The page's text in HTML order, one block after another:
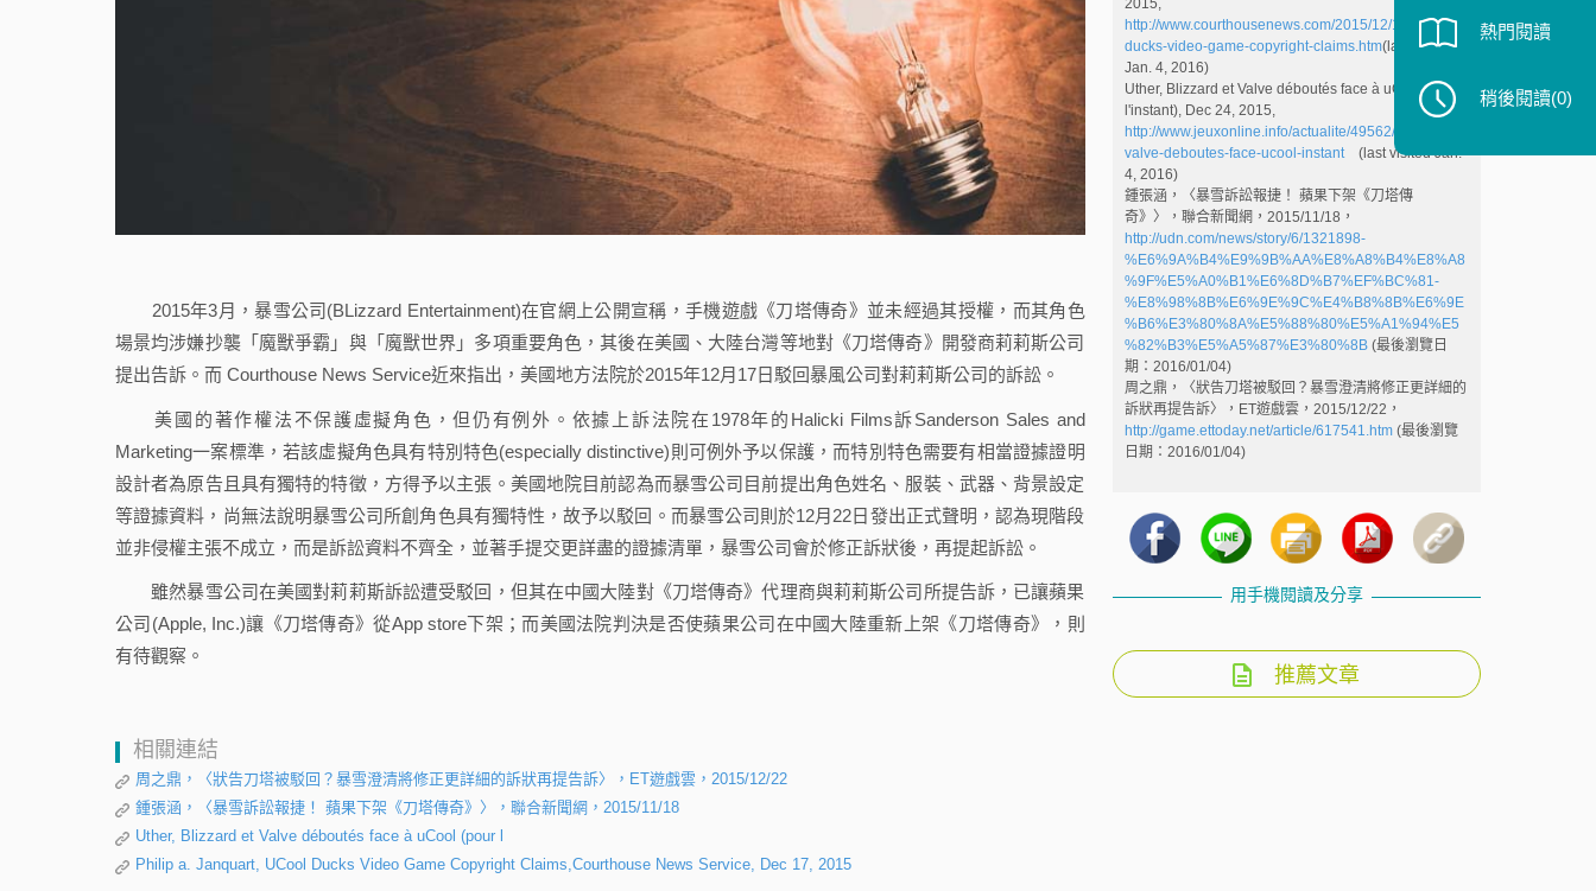
2015年3月，暴雪公司(BLizzard Entertainment)在官網上公開宣稱，手機遊戲《刀塔傳奇》並未經過其授權，而其角色
場景均涉嫌抄襲「魔獸爭霸」與「魔獸世界」多項重要角色，其後在美國、大陸台灣等地對《刀塔傳奇》開發商莉莉斯公司
提出告訴。而 Courthouse News Service近來指出，美國地方法院於2015年12月17日駁回暴風公司對莉莉斯公司的訴訟。
美國的著作權法不保護虛擬角色，但仍有例外。依據上訴法院在1978年的Halicki Films訴Sanderson Sales and
Marketing一案標準，若該虛擬角色具有特別特色(especially distinctive)則可例外予以保護，而特別特色需要有相當證據證明
設計者為原告且具有獨特的特徵，方得予以主張。美國地院目前認為而暴雪公司目前提出角色姓名、服裝、武器、背景設定
等證據資料，尚無法說明暴雪公司所創角色具有獨特性，故予以駁回。而暴雪公司則於12月22日發出正式聲明，認為現階段
並非侵權主張不成立，而是訴訟資料不齊全，並著手提交更詳盡的證據清單，暴雪公司會於修正訴狀後，再提起訴訟。
雖然暴雪公司在美國對莉莉斯訴訟遭受駁回，但其在中國大陸對《刀塔傳奇》代理商與莉莉斯公司所提告訴，已讓蘋果
公司(Apple, Inc.)讓《刀塔傳奇》從App store下架；而美國法院判決是否使蘋果公司在中國大陸重新上架《刀塔傳奇》，則
有待觀察。
相關連結
周之鼎，〈狀告刀塔被駁回？暴雪澄清將修正更詳細的訴狀再提告訴〉，ET遊戲雲，2015/12/22
鍾張涵，〈暴雪訴訟報捷！ 蘋果下架《刀塔傳奇》〉，聯合新聞網，2015/11/18
Uther, Blizzard et Valve déboutés face à uCool (pour l
Philip a. Janquart, UCool Ducks Video Game Copyright Claims,Courthouse News Service, Dec 17, 2015
2015,
http://www.courthousenews.com/2015/12/17/ucool-
ducks-video-game-copyright-claims.htm(last visited
Jan. 4, 2016)
Uther, Blizzard et Valve déboutés face à uCool (pour
l'instant), Dec 24, 2015,
http://www.jeuxonline.info/actualite/49562/blizzard-
valve-deboutes-face-ucool-instant(last visited Jan.
4, 2016)
鍾張涵，〈暴雪訴訟報捷！ 蘋果下架《刀塔傳
奇》〉，聯合新聞網，2015/11/18，
http://udn.com/news/story/6/1321898-
%E6%9A%B4%E9%9B%AA%E8%A8%B4%E8%A8
%9F%E5%A0%B1%E6%8D%B7%EF%BC%81-
%E8%98%8B%E6%9E%9C%E4%B8%8B%E6%9E
%B6%E3%80%8A%E5%88%80%E5%A1%94%E5
%82%B3%E5%A5%87%E3%80%8B(最後瀏覽日
期：2016/01/04)
周之鼎，〈狀告刀塔被駁回？暴雪澄清將修正更詳細的
訴狀再提告訴〉，ET遊戲雲，2015/12/22，
http://game.ettoday.net/article/617541.htm(最後瀏覽
日期：2016/01/04)
用手機閱讀及分享
推薦文章
熱門閱讀
稍後閱讀(0)